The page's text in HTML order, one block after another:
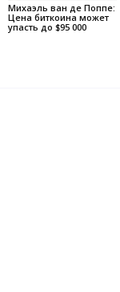
Михаэль ван де Поппе:
Цена биткоина может
упасть до $95 000